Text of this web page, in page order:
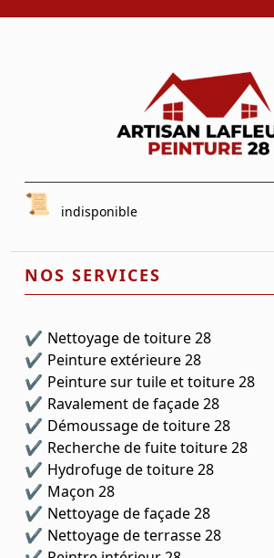
indisponible
NOS SERVICES
Nettoyage de toiture 28
Peinture extérieure 28
Peinture sur tuile et toiture 28
Ravalement de façade 28
Démoussage de toiture 28
Recherche de fuite toiture 28
Hydrofuge de toiture 28
Maçon 28
Nettoyage de façade 28
Nettoyage de terrasse 28